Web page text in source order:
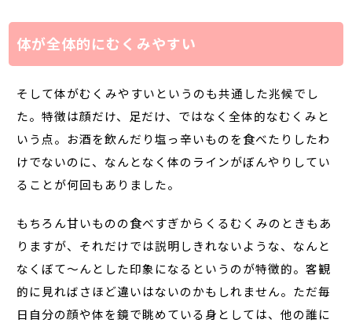
体が全体的にむくみやすい
そして体がむくみやすいというのも共通した兆候でし
た。特徴は顔だけ、足だけ、ではなく全体的なむくみと
いう点。お酒を飲んだり塩っ辛いものを食べたりしたわ
けでないのに、なんとなく体のラインがぼんやりしてい
ることが何回もありました。
もちろん甘いものの食べすぎからくるむくみのときもあ
りますが、それだけでは説明しきれないような、なんと
なくぼて～んとした印象になるというのが特徴的。客観
的に見ればさほど違いはないのかもしれません。ただ毎
日自分の顔や体を鏡で眺めている身としては、他の誰に